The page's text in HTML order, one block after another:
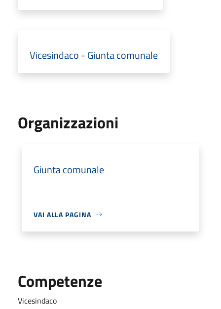
Vicesindaco - Giunta comunale
Organizzazioni
Giunta comunale
VAI ALLA PAGINA
Competenze
Vicesindaco